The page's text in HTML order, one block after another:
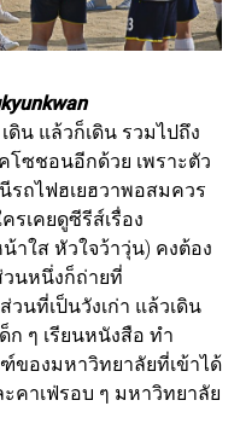
น แล้วก็เดิน รวมไปถึง
ซชอนอีกด้วย เพราะตัว
รถไฟฮเยฮวาพอสมควร
รเคยดูซีรีส์เรื่อง
าใส หัวใจว้าวุ่น) คงต้อง
วนหนึ่งก็ถ่ายที่
นที่เป็นวังเก่า แล้วเดิน
ก ๆ เรียนหนังสือ ทำ
ของมหาวิทยาลัยที่เข้าได้
คาเฟ่รอบ ๆ มหาวิทยาลัย